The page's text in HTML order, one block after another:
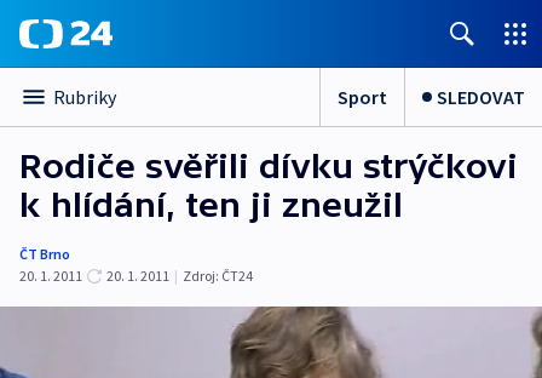
Rubriky Sport SLEDOVAT
Rodiče svěřili dívku strýčkovi
k hlídání, ten ji zneužil
ČT Brno
20. 1. 2011
20. 1. 2011 | Zdroj: ČT24